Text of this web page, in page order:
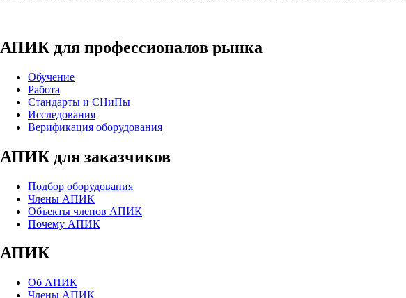
АПИК для профессионалов рынка
Обучение
Работа
Стандарты и СНиПы
Исследования
Верификация оборудования
АПИК для заказчиков
Подбор оборудования
Члены АПИК
Объекты членов АПИК
Почему АПИК
АПИК
Об АПИК
Члены АПИК